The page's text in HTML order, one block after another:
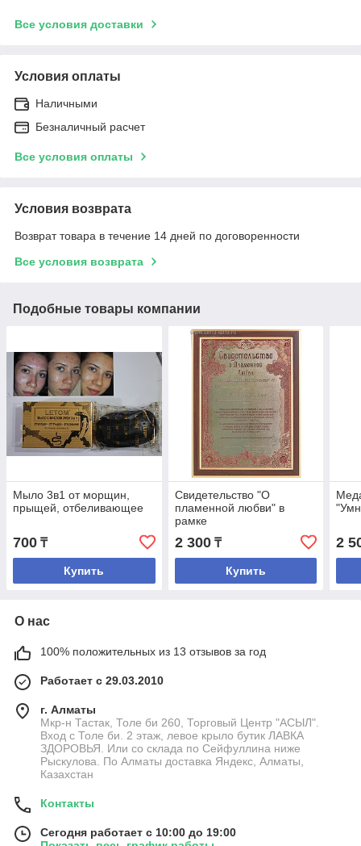
Все условия доставки
Условия оплаты
Наличными
Безналичный расчет
Все условия оплаты
Условия возврата
Возврат товара в течение 14 дней по договоренности
Все условия возврата
Подобные товары компании
Мыло 3в1 от морщин,
прыщей, отбеливающее
700 ₸
Купить
Свидетельство "О
пламенной любви" в
рамке
2 300₸
Купить
2
О нас
100% положительных из 13 отзывов за год
Работает с 29.03.2010
г. Алматы
Мкр-н Тастак, Толе би 260, Торговый Центр "АСЫЛ".
Вход с Толе би. 2 этаж, левое крыло бутик ЛАВКА
ЗДОРОВЬЯ. Или со склада по Сейфуллина ниже
Рыскулова. По Алматы доставка Яндекс, Алматы,
Казахстан
Контакты
Сегодня работает с 10:00 до 19:00